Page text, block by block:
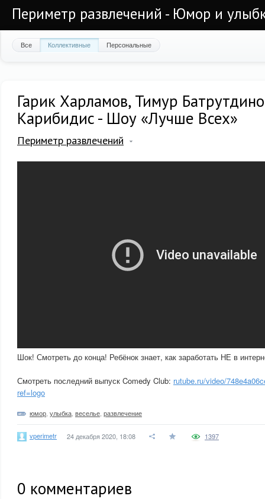
Периметр развлечений - Юмор и
Все Коллективные Персональные
Гарик Харламов, Тимур
Карибидиc - Шоу «Лучше Всех»
Периметр развлечений
Шок! Смотреть до конца! Ребёнок знает, как заработать НЕ в
Смотреть последний выпуск Comedy Club: rutube.ru/video/
ref=logo
юмор улыбка веселье развлечение
vperimetr 24 декабря 2020, 18:08 1397
0 комментариев